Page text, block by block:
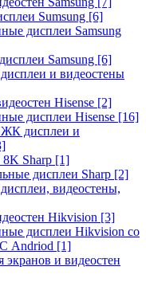
Sumsung [6]
дисплеи Samsung
Samsung [6]
и видеостены
Hisense [2]
дисплеи Hisense [16]
дисплеи и
Sharp [1]
дисплеи Sharp [2]
видеостены,
Hikvision [3]
дисплеи Hikvision со
Andriod [1]
экранов и видеостен